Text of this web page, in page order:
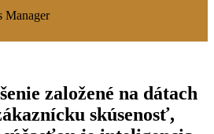
Manager
založené na dátach
skúsenosť,